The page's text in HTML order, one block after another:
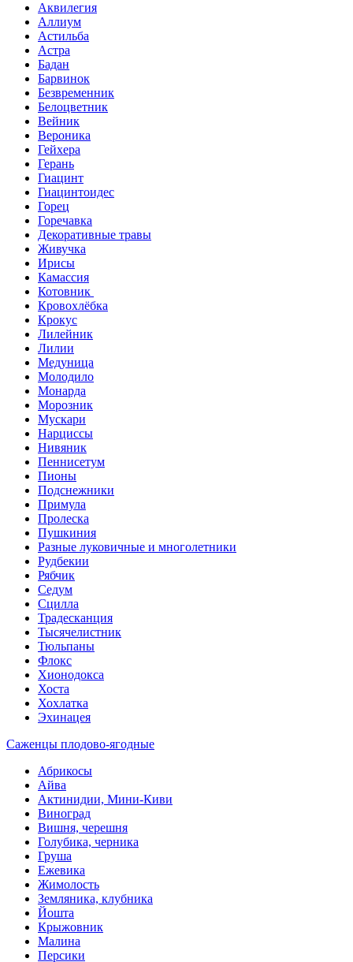
Аквилегия
Аллиум
Астильба
Астра
Бадан
Барвинок
Безвременник
Белоцветник
Вейник
Вероника
Гейхера
Герань
Гиацинт
Гиацинтоидес
Горец
Горечавка
Декоративные травы
Живучка
Ирисы
Камассия
Котовник
Кровохлёбка
Крокус
Лилейник
Лилии
Медуница
Молодило
Монарда
Морозник
Мускари
Нарциссы
Нивяник
Пеннисетум
Пионы
Подснежники
Примула
Пролеска
Пушкиния
Разные луковичные и многолетники
Рудбекии
Рябчик
Седум
Сцилла
Традесканция
Тысячелистник
Тюльпаны
Флокс
Хионодокса
Хоста
Хохлатка
Эхинацея
Саженцы плодово-ягодные
Абрикосы
Айва
Актинидии, Мини-Киви
Виноград
Вишня, черешня
Голубика, черника
Груша
Ежевика
Жимолость
Земляника, клубника
Йошта
Крыжовник
Малина
Персики